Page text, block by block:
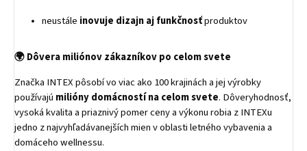
neustále inovuje dizajn aj funkčnosťproduktov
🌍Dôvera miliónov zákazníkov po celom svete
Značka INTEX pôsobí vo viac ako 100 krajinách a jej výrobky
používajú milióny domácností na celom svete. Dôveryhodnosť,
vysoká kvalita a priaznivý pomer ceny a výkonu robia z INTEXu
jedno z najvyhľadávanejších mien v oblasti letného vybavenia a
domáceho wellnessu.